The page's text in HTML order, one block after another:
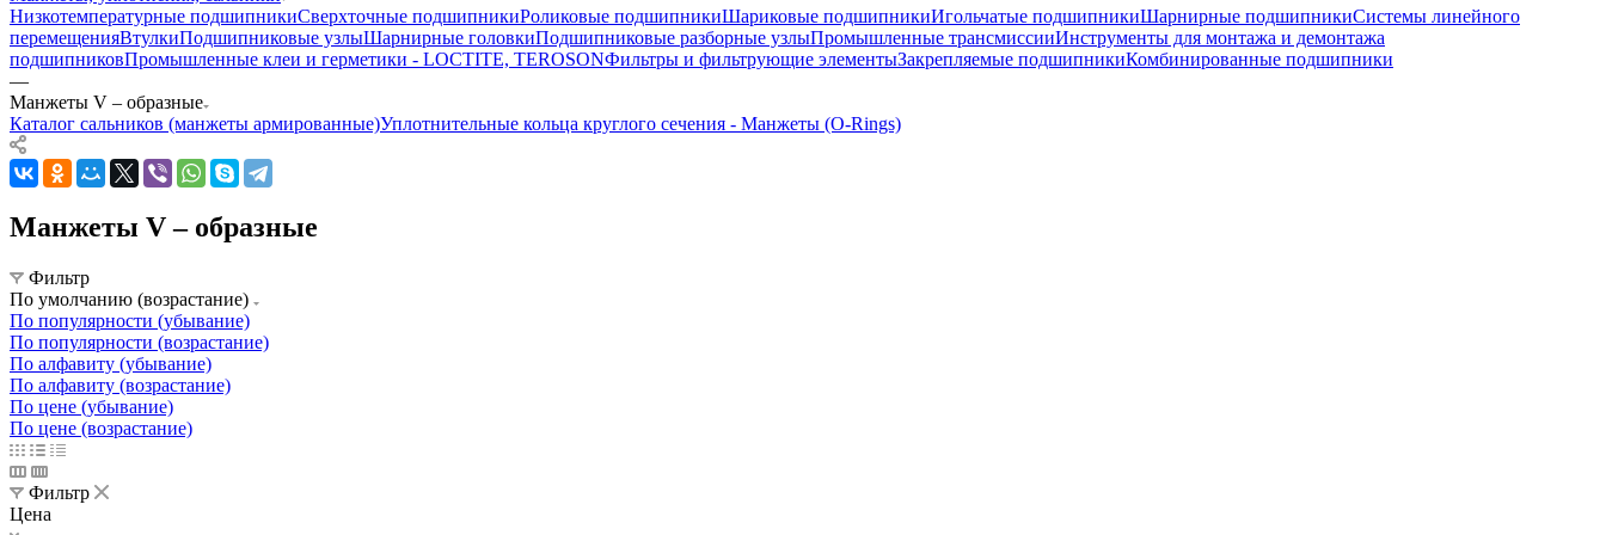
Низкотемпературные подшипникиСверхточные подшипникиРоликовые подшипникиШариковые подшипникиИгольчатые подшипникиШарнирные подшипникиСистемы линейного
перемещенияВтулкиПодшипниковые узлыШарнирные головкиПодшипниковые разборные узлыПромышленные трансмиссииИнструменты для монтажа и демонтажа
подшипниковПромышленные клеи и герметики - LOCTITE, TEROSONФильтры и фильтрующие элементыЗакрепляемые подшипникиКомбинированные подшипники
—
Манжеты V – образные
Каталог сальников (манжеты армированные)Уплотнительные кольца круглого сечения - Манжеты (O-Rings)
Манжеты V – образные
Фильтр
По умолчанию (возрастание)
По популярности (убывание)
По популярности (возрастание)
По алфавиту (убывание)
По алфавиту (возрастание)
По цене (убывание)
По цене (возрастание)
Фильтр
Цена